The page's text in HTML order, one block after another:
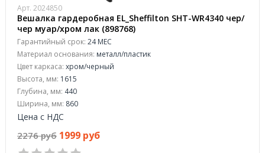
Арт. 2024850
Вешалка гардеробная EL_Sheffilton SHT-WR4340 чер/
чер муар/хром лак (898768)
Гарантийный срок: 24 МЕС
Материал основания: металл/пластик
Цвет каркаса: хром/черный
Высота, мм: 1615
Глубина, мм: 440
Ширина, мм: 860
Цена с НДС
2276 руб 1999 руб